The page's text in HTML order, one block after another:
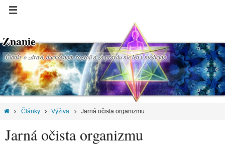
Znanie
Články o zdraví, duchovnom rozvoji a za pravdu nie len v medicíne.
Články Výživa Jarná očista organizmu
Jarná očista organizmu